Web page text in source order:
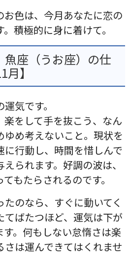
お色は、今月あなたに恋の
積極的に身に着けて。
魚座（うお座）の仕
】
気です。
楽をして手を抜こう、なん
ゆめ考えないこと。現状を
に行動し、時間を惜しんで
られます。好調の波は、
もたらされるのです。
のなら、すぐに動いてく
てばたつほど、運気は下が
す。何もしない怠惰さは楽
さは運んできてはくれませ